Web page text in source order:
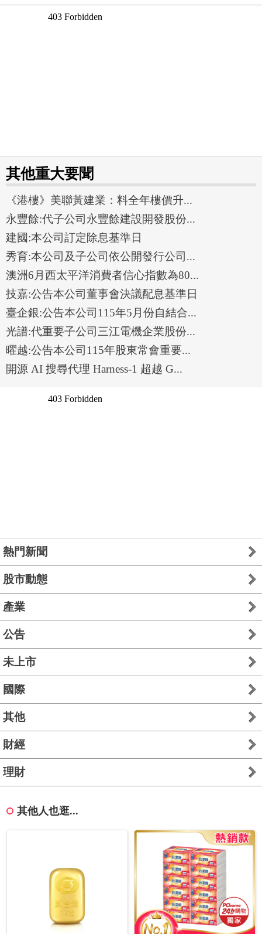
其他重大要聞
《港樓》美聯黃建業：料全年樓價升...
永豐餘:代子公司永豐餘建設開發股份...
建國:本公司訂定除息基準日
秀育:本公司及子公司依公開發行公司...
澳洲6月西太平洋消費者信心指數為80...
技嘉:公告本公司董事會決議配息基準日
臺企銀:公告本公司115年5月份自結合...
光譜:代重要子公司三江電機企業股份...
曜越:公告本公司115年股東常會重要...
開源 AI 搜尋代理 Harness-1 超越 G...
熱門新聞
股市動態
產業
公告
未上市
國際
其他
財經
理財
其他人也逛...